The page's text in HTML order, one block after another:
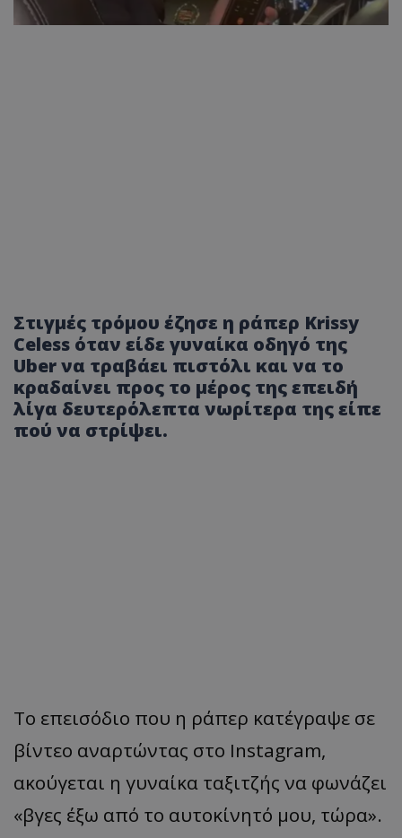
Στιγμές τρόμου έζησε η ράπερ Krissy
Celess όταν είδε γυναίκα οδηγό της
Uber να τραβάει πιστόλι και να το
κραδαίνει προς το μέρος της επειδή
λίγα δευτερόλεπτα νωρίτερα της είπε
πού να στρίψει.
Το επεισόδιο που η ράπερ κατέγραψε σε
βίντεο αναρτώντας στο Instagram,
ακούγεται η γυναίκα ταξιτζής να φωνάζει
«βγες έξω από το αυτοκίνητό μου, τώρα».